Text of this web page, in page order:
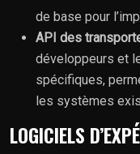
de base pour
API des
développeurs et
spécifiques,
les systèmes
LOGICIELS